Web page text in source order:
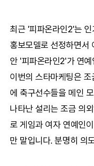
최근 '피파온라인2'는
홍보모델로 선정하면서
안 '피파온라인2'가 연
이번의 스타마케팅은
에 축구선수들을 메인
나타난 설리는 조금 의
로 게임과 여자 연예인
만 말입니다. 분명히 의